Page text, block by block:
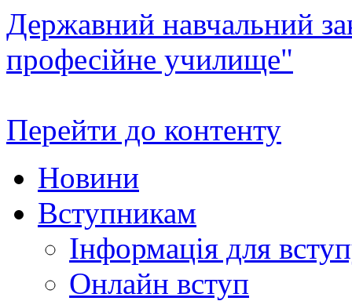
Державний навчальний
професійне училище"
Перейти до контенту
Новини
Вступникам
Інформація для
Онлайн вступ